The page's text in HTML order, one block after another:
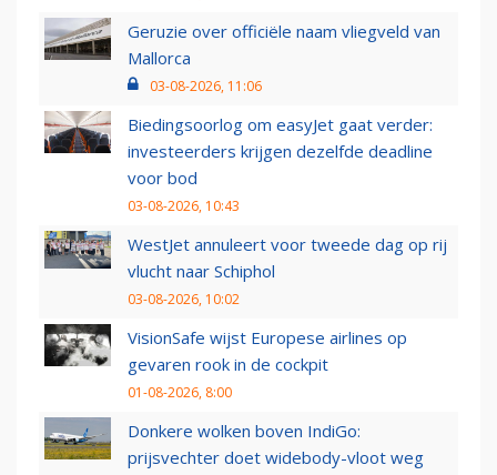
Geruzie over officiële naam vliegveld van
Mallorca
03-08-2026, 11:06
Biedingsoorlog om easyJet gaat verder:
investeerders krijgen dezelfde deadline
voor bod
03-08-2026, 10:43
WestJet annuleert voor tweede dag op rij
vlucht naar Schiphol
03-08-2026, 10:02
VisionSafe wijst Europese airlines op
gevaren rook in de cockpit
01-08-2026, 8:00
Donkere wolken boven IndiGo:
prijsvechter doet widebody-vloot weg